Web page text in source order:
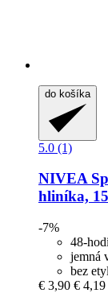
do košíka
5.0 (1)
NIVEA
hliníka,
-7%
48-
jemná
bez
€ 3,90 € 4,19